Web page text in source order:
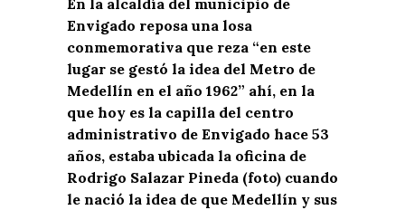
Envigado reposa una losa
conmemorativa que reza “en este
lugar se gestó la idea del Metro de
Medellín en el año 1962” ahí, en la
que hoy es la capilla del centro
administrativo de Envigado hace 53
años, estaba ubicada la oficina de
Rodrigo Salazar Pineda (foto) cuando
le nació la idea de que Medellín y sus